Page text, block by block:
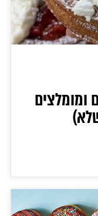
Designed,
ומומלצים